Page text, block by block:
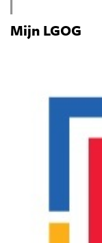
Mijn LGOG